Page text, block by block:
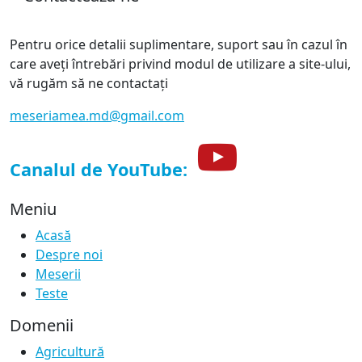
Pentru orice detalii suplimentare, suport sau în cazul în
care aveți întrebări privind modul de utilizare a site-ului,
vă rugăm să ne contactați
meseriamea.md@gmail.com
Canalul de YouTube:
Meniu
Acasă
Despre noi
Meserii
Teste
Domenii
Agricultură